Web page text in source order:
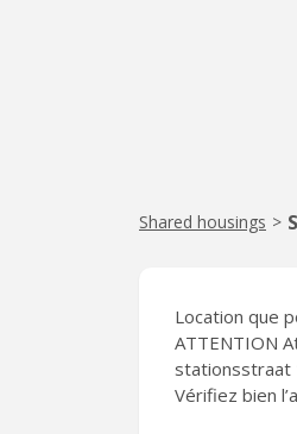
Shared housings >
Location que
ATTENTION
stationsstraat
Vérifiez bien